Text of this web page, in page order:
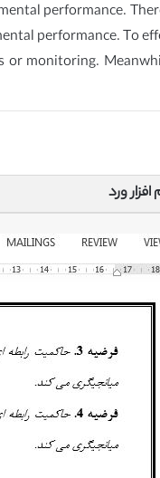
performance.
performance. To
monitoring.
ورد